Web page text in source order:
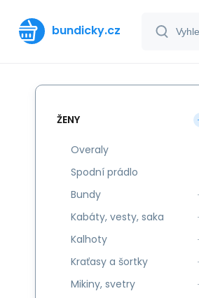
bundicky.cz
ŽENY
Overaly
Spodní prádlo
Bundy
Kabáty, vesty, saka
Kalhoty
Kraťasy a šortky
Mikiny, svetry